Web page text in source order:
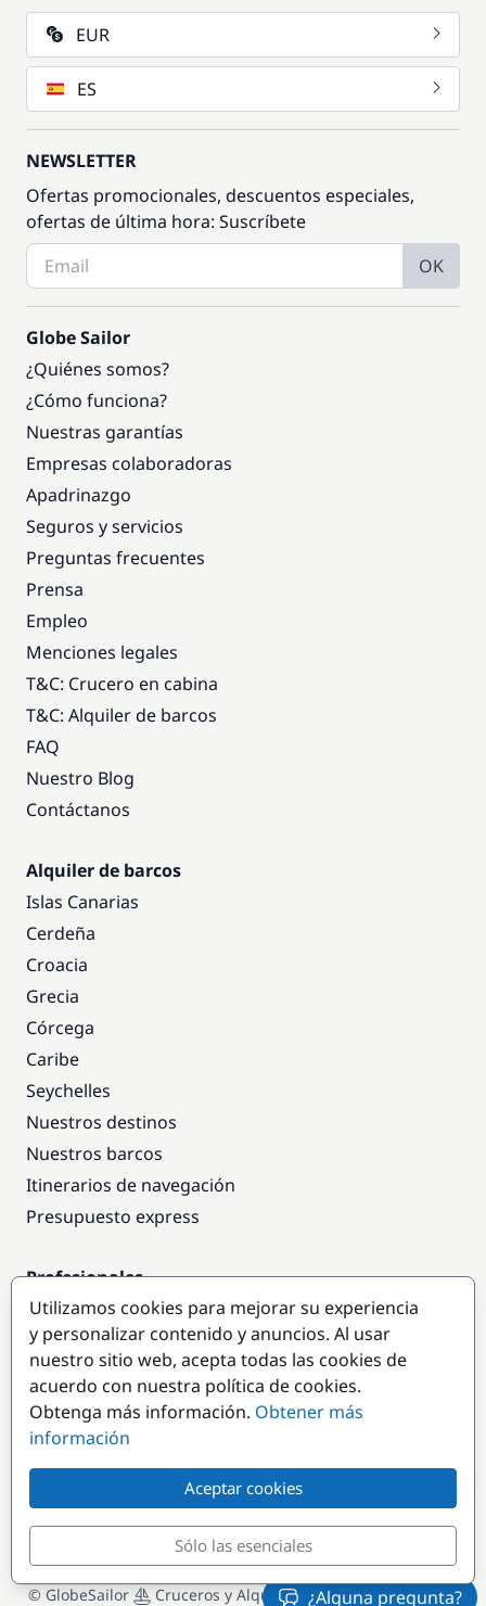
EUR
ES
NEWSLETTER
Ofertas promocionales, descuentos especiales,
ofertas de última hora: Suscríbete
OK
Globe Sailor
¿Quiénes somos?
¿Cómo funciona?
Nuestras garantías
Empresas colaboradoras
Apadrinazgo
Seguros y servicios
Preguntas frecuentes
Prensa
Empleo
Menciones legales
T&C: Crucero en cabina
T&C: Alquiler de barcos
FAQ
Nuestro Blog
Contáctanos
Alquiler de barcos
Islas Canarias
Cerdeña
Croacia
Grecia
Córcega
Caribe
Seychelles
Nuestros destinos
Nuestros barcos
Itinerarios de navegación
Presupuesto express
Profesionales
Acceso empresas
Colaborar como empresa
Destinos populares
© GlobeSailor Cruceros y Alquiler de Barcos desde 2008
¿Alguna pregunta?
Utilizamos cookies para mejorar su experiencia
y personalizar contenido y anuncios. Al usar
nuestro sitio web, acepta todas las cookies de
acuerdo con nuestra política de cookies.
Obtenga más información. Obtener más
información
Aceptar cookies
Sólo las esenciales